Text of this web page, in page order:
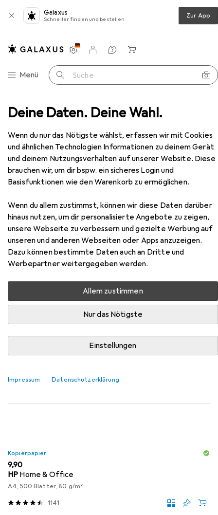
Deine Daten. Deine Wahl.
Wenn du nur das Nötigste wählst, erfassen wir mit Cookies
und ähnlichen Technologien Informationen zu deinem Gerät
und deinem Nutzungsverhalten auf unserer Website. Diese
brauchen wir, um dir bspw. ein sicheres Login und
Basisfunktionen wie den Warenkorb zu ermöglichen.
Wenn du allem zustimmst, können wir diese Daten darüber
hinaus nutzen, um dir personalisierte Angebote zu zeigen,
unsere Webseite zu verbessern und gezielte Werbung auf
unseren und anderen Webseiten oder Apps anzuzeigen.
Dazu können bestimmte Daten auch an Dritte und
Werbepartner weitergegeben werden.
Allem zustimmen
Nur das Nötigste
Einstellungen
Impressum Datenschutzerklärung
Galaxus
Schneller finden und bestellen Zur App
Navigation nach Kategorien
Menü Suche
Einstellungen
Kundenkonto
Vergleichslisten
Merklisten
Warenkorb
Drucken Toner Peach CRG-718 MultiPack
EUR
98,39
PeachCRG-718 MultiPack
Zubehör für Peach CRG-718
MultiPack
Hier findest du passendes Zubehör zum Produkt Peach
CRG-718 MultiPack aus der Kategorie Kopierpapier.
Kopierpapier
MulticopyFsc
457
Kopierpapier
EUR
9,90
HP Home & Office
A4, 500 Blätter, 80 g/m²
1141